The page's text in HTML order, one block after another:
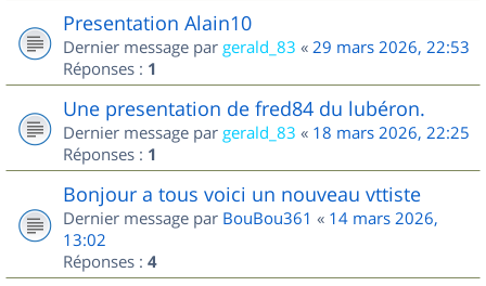
Presentation Alain10
Dernier message par gerald_83 « 29 mars 2026, 22:53
Réponses : 1
Une presentation de fred84 du lubéron.
Dernier message par gerald_83 « 18 mars 2026, 22:25
Réponses : 1
Bonjour a tous voici un nouveau vttiste
Dernier message par BouBou361 « 14 mars 2026,
13:02
Réponses : 4